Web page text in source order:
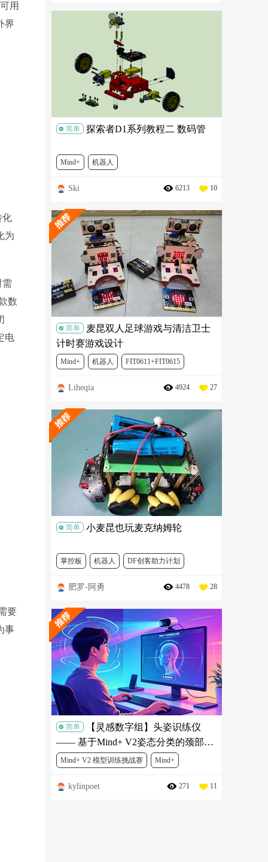
用
界
化
为
数
电
要
事
简单 探索者D1系列教程二 数码管
Mind+ 机器人
Ski 6213 10
简单
麦昆双人足球游戏与清洁卫士
计时赛游戏设计
Mind+ 机器人 FIT0611+FIT0615
DFR0497 ROB0148-CN-1
Liheqia 4924 27
简单 小麦昆也玩麦克纳姆轮
掌控板 机器人 DF创客助力计划
2019年度精选
肥罗-阿勇 4478 28
简单
【灵感数字组】头姿识练仪
—— 基于Mind+ V2姿态分类的颈部舒
缓锻炼项目
Mind+ V2 模型训练挑战赛 Mind+
人工智能
kylinpoet 271 11